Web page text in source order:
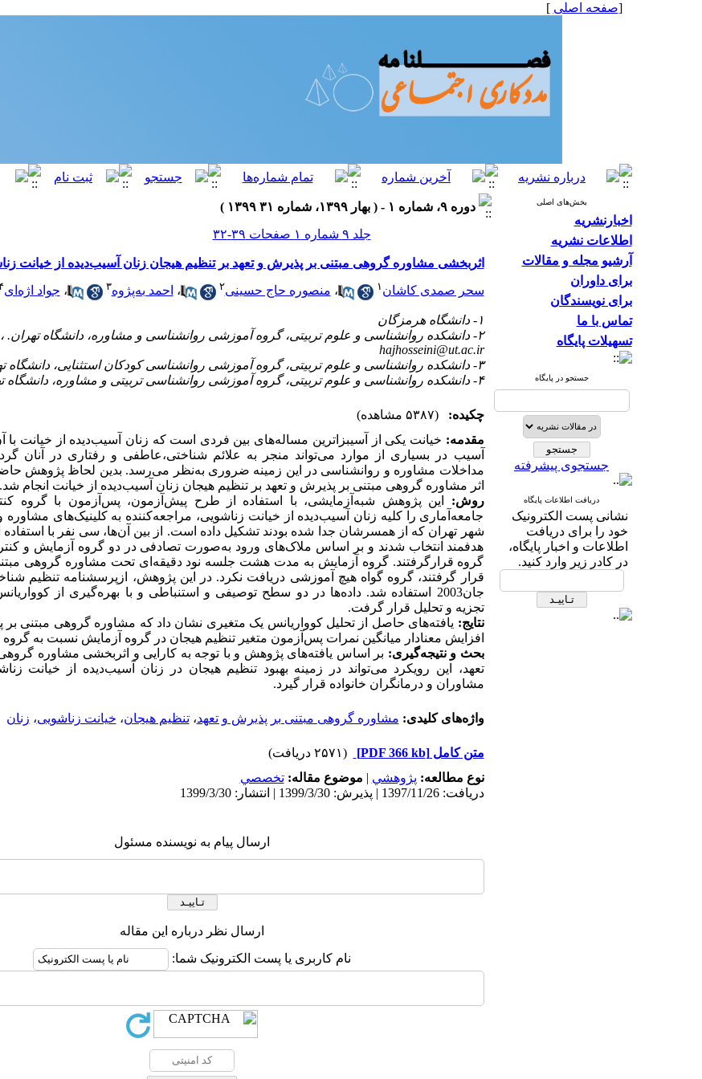
[صفحه اصلی ]
بخش‌های اصلی
اخبارنشریه
اطلاعات نشریه
آرشیو مجله و مقالات
برای داوران
برای نویسندگان
تماس با ما
تسهیلات پایگاه
جستجو در پایگاه
جستجوی پیشرفته
دریافت اطلاعات پایگاه
نشانی پست الکترونیک
خود را برای دریافت
اطلاعات و اخبار پایگاه،
در کادر زیر وارد کنید.
دوره ۹، شماره ۱ - ( بهار ۱۳۹۹، شماره ۳۱ ۱۳۹۹ )
جلد ۹ شماره ۱ صفحات ۳۹-۳۲
اثربخشی مشاوره گروهی مبتنی بر پذیرش و تعهد بر تنظیم هیجان زنان آسیب‌دیده از خیانت
سحر صمدی کاشان ۱ ، منصوره حاج حسینی۲ ، احمد بهپژوه۳ ، جواد اژهای
۱- دانشگاه هرمزگان
۲- دانشکده روانشناسی و علوم تربیتی، گروه آموزشی روانشناسی و مشاوره، دانشگاه تهران. ،
hajhosseini@ut.ac.ir
۳- دانشکده روانشناسی و علوم تربیتی، گروه آموزشی روانشناسی کودکان استثنایی، دانشگاه تهران.
۴- دانشکده روانشناسی و علوم تربیتی، گروه آموزشی روانشناسی تربیتی و مشاوره، دانشگاه تهران.
چکیده:
(۵۳۸۷ مشاهده)
مقدمه: خیانت یکی از آسیبزاترین مساله‌های بین فردی است که زنان آسیب‌دیده از خیانت با
آسیب در بسیاری از موارد می‌تواند منجر به علائم شناختی،عاطفی و رفتاری در آنان
مداخلات مشاوره و روانشناسی در این زمینه ضروری به‌نظر می‌رسد. بدین لحاظ پژوهش
اثر مشاوره گروهی مبتنی بر پذیرش و تعهد بر تنظیم هیجان زنان آسیب‌دیده از خیانت انجام شد.
روش:
این پژوهش شبه‌آزمایشی، با استفاده از طرح پیش‌آزمون، پس‌آزمون با گروه
جامعه‌آماری را کلیه زنان آسیب‌دیده از خیانت زناشویی، مراجعه‌کننده به کلینیک‌های مشاوره و
شهر تهران که از همسرشان جدا شده بودند تشکیل داده‌ است. از بین آن‌ها، سی نفر با
هدفمند انتخاب شدند و بر اساس ملاک‌های ورود به‌صورت تصادفی در دو گروه آزمایش و
گروه قرارگرفتند. گروه آزمایش به مدت هشت جلسه نود دقیقه‌ای تحت مشاوره گروهی
قرار گرفتند، گروه گواه هیچ آموزشی دریافت نکرد. در این پژوهش، ازپرسشنامه تنظیم
جان2003 استفاده شد. داده‌ها در دو سطح توصیفی و استنباطی و با بهره‌گیری از
تجزیه و تحلیل قرار گرفت.
نتایج: یافته‌های حاصل از تحلیل کوواریانس یک متغیری نشان داد که مشاوره گروهی مبتنی
افزایش معنادار میانگین نمرات پس‌آزمون متغیر تنظیم هیجان در گروه آزمایش نسبت به
بحث و نتیجه‌گیری: بر اساس یافته‌های پژوهش و با توجه به کارایی و اثربخشی مشاوره
تعهد، این رویکرد می‌تواند در زمینه بهبود تنظیم هیجان در زنان آسیب‌دیده از خیانت
مشاوران و درمانگران خانواده قرار گیرد.
واژه‌های کلیدی: مشاوره گروهی مبتنی بر پذیرش و تعهد،تنظیم هیجان، خیانت زناشویی، زنان
متن کامل[PDF 366 kb]
(۲۵۷۱ دریافت)
نوع مطالعه: پژوهشي | موضوع مقاله:تخصصي
دریافت: 1397/11/26 | پذیرش: 1399/3/30 | انتشار: 1399/3/30
ارسال پیام به نویسنده مسئول
ارسال نظر درباره این مقاله
نام کاربری یا پست الکترونیک شما: